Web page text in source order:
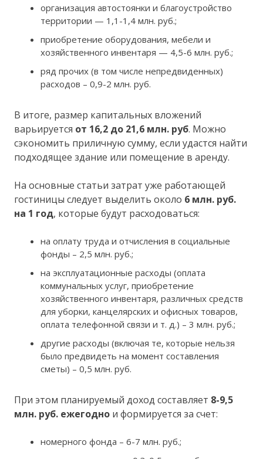
организация автостоянки и благоустройство
территории — 1,1-1,4 млн. руб.;
приобретение оборудования, мебели и
хозяйственного инвентаря — 4,5-6 млн. руб.;
ряд прочих (в том числе непредвиденных)
расходов – 0,9-2 млн. руб.
В итоге, размер капитальных вложений
варьируется от 16,2 до 21,6 млн. руб. Можно
сэкономить приличную сумму, если удастся найти
подходящее здание или помещение в аренду.
На основные статьи затрат уже работающей
гостиницы следует выделить около 6 млн. руб.
на 1 год, которые будут расходоваться:
на оплату труда и отчисления в социальные
фонды – 2,5 млн. руб.;
на эксплуатационные расходы (оплата
коммунальных услуг, приобретение
хозяйственного инвентаря, различных средств
для уборки, канцелярских и офисных товаров,
оплата телефонной связи и т. д.) – 3 млн. руб.;
другие расходы (включая те, которые нельзя
было предвидеть на момент составления
сметы) – 0,5 млн. руб.
При этом планируемый доход составляет 8-9,5
млн. руб. ежегодно и формируется за счет:
номерного фонда – 6-7 млн. руб.;